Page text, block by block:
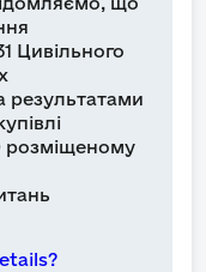
Цивільного
результатами
розміщеному